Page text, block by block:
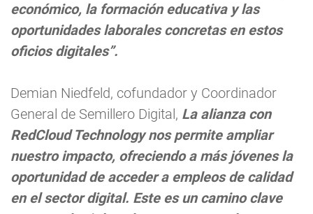
económico, la formación educativa y las
oportunidades laborales concretas en estos
oficios digitales”.
Demian Niedfeld, cofundador y Coordinador
General de Semillero Digital, La alianza con
RedCloud Technology nos permite ampliar
nuestro impacto, ofreciendo a más jóvenes la
oportunidad de acceder a empleos de calidad
en el sector digital. Este es un camino clave